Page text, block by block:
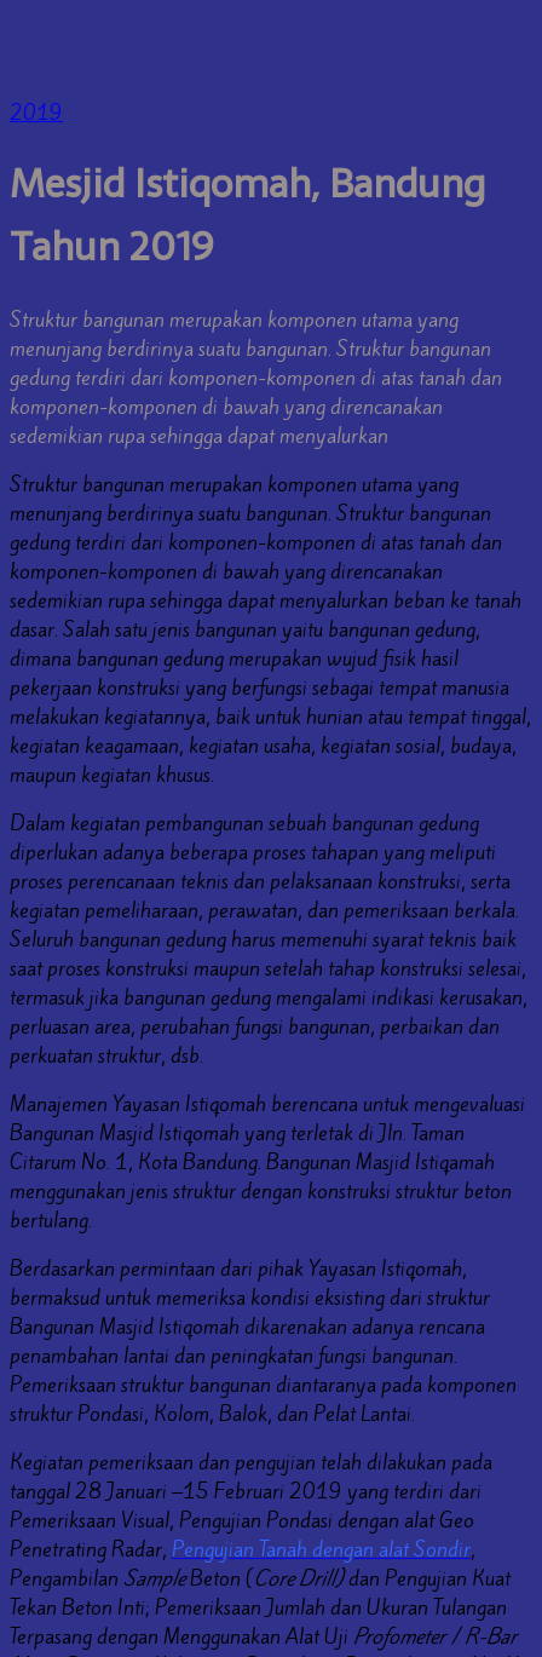
2019
Mesjid Istiqomah, Bandung
Tahun 2019
Struktur bangunan merupakan komponen utama yang
menunjang berdirinya suatu bangunan. Struktur bangunan
gedung terdiri dari komponen-komponen di atas tanah dan
komponen-komponen di bawah yang direncanakan
sedemikian rupa sehingga dapat menyalurkan
Struktur bangunan merupakan komponen utama yang
menunjang berdirinya suatu bangunan. Struktur bangunan
gedung terdiri dari komponen-komponen di atas tanah dan
komponen-komponen di bawah yang direncanakan
sedemikian rupa sehingga dapat menyalurkan beban ke tanah
dasar. Salah satu jenis bangunan yaitu bangunan gedung,
dimana bangunan gedung merupakan wujud fisik hasil
pekerjaan konstruksi yang berfungsi sebagai tempat manusia
melakukan kegiatannya, baik untuk hunian atau tempat tinggal,
kegiatan keagamaan, kegiatan usaha, kegiatan sosial, budaya,
maupun kegiatan khusus.
Dalam kegiatan pembangunan sebuah bangunan gedung
diperlukan adanya beberapa proses tahapan yang meliputi
proses perencanaan teknis dan pelaksanaan konstruksi, serta
kegiatan pemeliharaan, perawatan, dan pemeriksaan berkala.
Seluruh bangunan gedung harus memenuhi syarat teknis baik
saat proses konstruksi maupun setelah tahap konstruksi selesai,
termasuk jika bangunan gedung mengalami indikasi kerusakan,
perluasan area, perubahan fungsi bangunan, perbaikan dan
perkuatan struktur, dsb.
Manajemen Yayasan Istiqomah berencana untuk mengevaluasi
Bangunan Masjid Istiqomah yang terletak di Jln. Taman
Citarum No. 1, Kota Bandung. Bangunan Masjid Istiqamah
menggunakan jenis struktur dengan konstruksi struktur beton
bertulang.
Berdasarkan permintaan dari pihak Yayasan Istiqomah,
bermaksud untuk memeriksa kondisi eksisting dari struktur
Bangunan Masjid Istiqomah dikarenakan adanya rencana
penambahan lantai dan peningkatan fungsi bangunan.
Pemeriksaan struktur bangunan diantaranya pada komponen
struktur Pondasi, Kolom, Balok, dan Pelat Lantai.
Kegiatan pemeriksaan dan pengujian telah dilakukan pada
tanggal 28 Januari –15 Februari 2019 yang terdiri dari
Pemeriksaan Visual, Pengujian Pondasi dengan alat Geo
Penetrating Radar, Pengujian Tanah dengan alat Sondir,
Pengambilan SampleBeton (Core Drill)dan Pengujian Kuat
Tekan Beton Inti; Pemeriksaan Jumlah dan Ukuran Tulangan
Terpasang dengan Menggunakan Alat Uji Profometer/ R-Bar